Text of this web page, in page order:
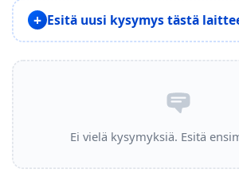
Esitä uusi kysymys tästä
Ei vielä kysymyksiä. Esitä